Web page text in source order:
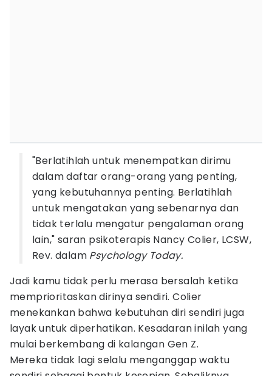
"Berlatihlah untuk menempatkan dirimu
dalam daftar orang-orang yang penting,
yang kebutuhannya penting. Berlatihlah
untuk mengatakan yang sebenarnya dan
tidak terlalu mengatur pengalaman orang
lain," saran psikoterapis Nancy Colier, LCSW,
Rev. dalam Psychology Today.
Jadi kamu tidak perlu merasa bersalah ketika
memprioritaskan dirinya sendiri. Colier
menekankan bahwa kebutuhan diri sendiri juga
layak untuk diperhatikan. Kesadaran inilah yang
mulai berkembang di kalangan Gen Z.
Mereka tidak lagi selalu menganggap waktu